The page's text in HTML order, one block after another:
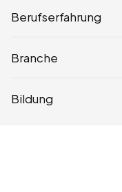
Berufserfahrung
Branche
Bildung